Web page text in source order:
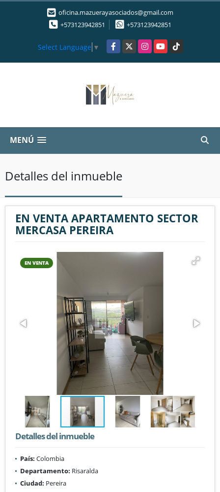
oficina.mazuerayasociados@gmail.com
+573123942851
+573123942851
Select Language ▼ Facebook
X InstagramYouTubeTikTok
MENÚ
Detalles del inmueble
EN VENTA APARTAMENTO SECTOR
MERCASA PEREIRA
EN VENTA
Detalles del inmueble
País: Colombia
Departamento: Risaralda
Ciudad: Pereira